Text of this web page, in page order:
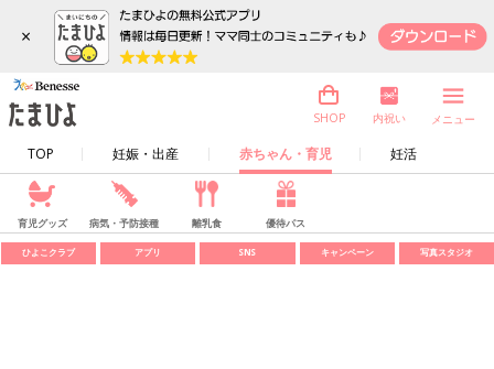
×
TOP 妊娠・出産 赤ちゃん・育児 妊活
SHOP 内祝い メニュー
育児グッズ 病気・予防接種 離乳食 優待パス
ひよこクラブ アプリ SNS キャンペーン 写真スタジオ